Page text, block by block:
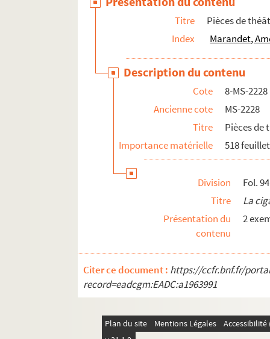
Titre
Pièces de
Index
Marandet,
Description du contenu
Cote
8-MS-2228
Ancienne cote
MS-2228
Titre
Pièces de
Importance matérielle
518
Division
Fol. 94
Titre
La
Présentation du
contenu
2
Citer ce document : https://ccfr.bnf.fr/
record=eadcgm:EADC:a1963991
Plan du site Mentions Légales